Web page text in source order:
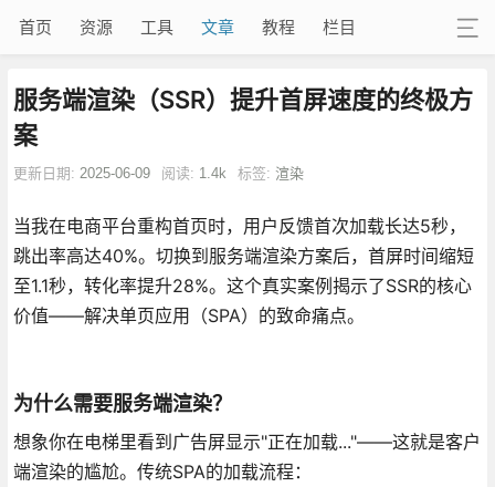
首页 资源 工具 文章 教程 栏目
服务端渲染（SSR）提升首屏速度的终极方
案
更新日期: 2025-06-09 阅读: 1.4k 标签: 渲染
当我在电商平台重构首页时，用户反馈首次加载长达5秒，
跳出率高达40%。切换到服务端渲染方案后，首屏时间缩短
至1.1秒，转化率提升28%。这个真实案例揭示了SSR的核心
价值——解决单页应用（SPA）的致命痛点。
为什么需要服务端渲染？
想象你在电梯里看到广告屏显示"正在加载..."——这就是客户
端渲染的尴尬。传统SPA的加载流程：